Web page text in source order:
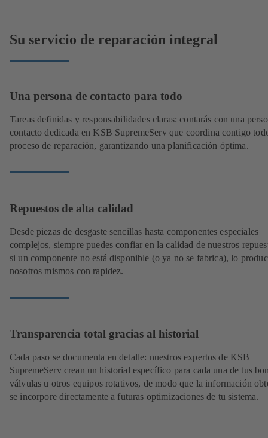
Su servicio de reparación integral
Una persona de contacto para todo
Tareas definidas y responsabilidades claras: contarás con una
contacto dedicada en KSB SupremeServ que coordina contigo
proceso de reparación, garantizando una planificación óptima.
Repuestos de alta calidad
Desde piezas de desgaste sencillas hasta componentes especiales
complejos, siempre puedes confiar en la calidad de nuestros
si un componente no está disponible (o ya no se fabrica), lo
nosotros mismos con rapidez.
Transparencia total gracias al historial
Cada paso se documenta en detalle: nuestros expertos de KSB
SupremeServ crean un historial específico para cada una de tus
válvulas u otros equipos rotativos, de modo que la información
se incorpore directamente a futuras optimizaciones de tu sistema.